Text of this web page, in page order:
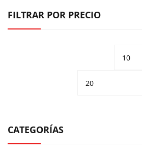
FILTRAR POR PRECIO
Precio
CATEGORÍAS